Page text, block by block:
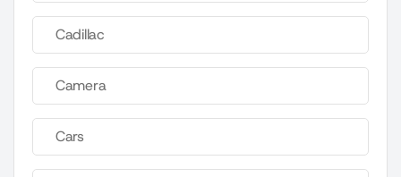
Cadillac
Camera
Cars